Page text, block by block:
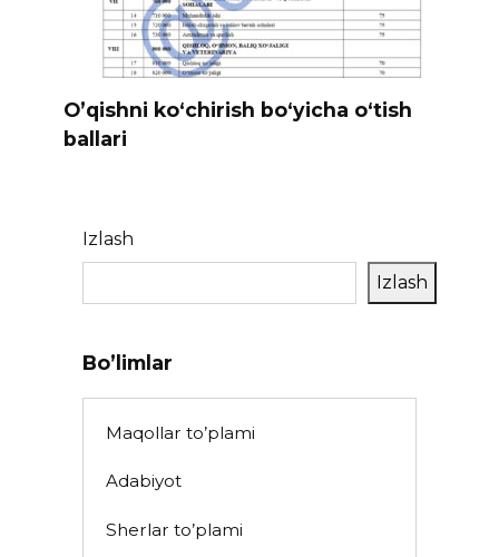
O’qishni ko‘chirish bo‘yicha o‘tish
ballari
Izlash
Izlash
Bo’limlar
Maqollar to’plami
Adabiyot
Sherlar to’plami